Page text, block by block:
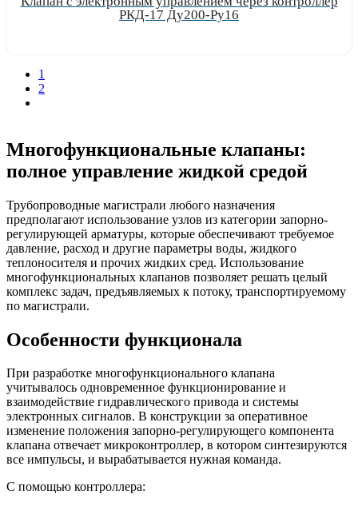
РКД-17 Ду200-Ру16
1
2
Многофункциональные клапаны:
полное управление жидкой средой
Трубопроводные магистрали любого назначения
предполагают использование узлов из категории запорно-
регулирующей арматуры, которые обеспечивают требуемое
давление, расход и другие параметры воды, жидкого
теплоносителя и прочих жидких сред. Использование
многофункциональных клапанов позволяет решать целый
комплекс задач, предъявляемых к потоку, транспортируемому
по магистрали.
Особенности функционала
При разработке многофункционального клапана
учитывалось одновременное функционирование и
взаимодействие гидравлического привода и системы
электронных сигналов. В конструкции за оперативное
изменение положения запорно-регулирующего компонента
клапана отвечает микроконтроллер, в котором синтезируются
все импульсы, и вырабатывается нужная команда.
С помощью контроллера: